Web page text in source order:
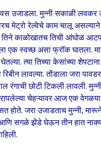
उजाडला. मुन्नी सकाळी लवकर
मेट्रो रेल्वेचे काम चालू असल्याने
तिने काळोखातच तिची आंघोळ
एक स्वच्छ असा फ्रॉक घातला.
त्या तिच्या केसांच्या शेपटाना
रिबीन लावल्या. तोंडाला जरा
रंगाची छोटी टिकली लावली.
रापलेल्या चेहऱ्यावर आज एक वेगळया
होते. जरा उजाडताच मुन्नी,
सगळे झेंडे घेऊन तीन हात